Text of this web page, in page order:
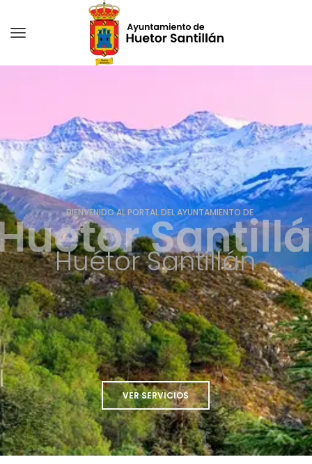
BIENVENIDO AL PORTAL DEL AYUNTAMIENTO DE
Huétor Santillán
VER SERVICIOS